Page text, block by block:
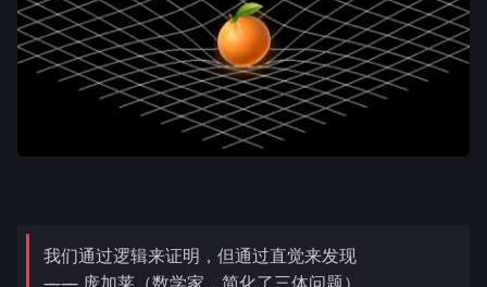
我们通过逻辑来证明，但通过直觉来发现